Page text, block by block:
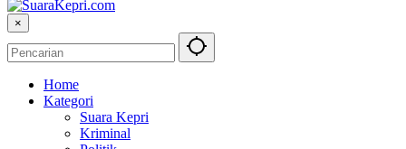
×
Home
Kategori
Suara Kepri
Kriminal